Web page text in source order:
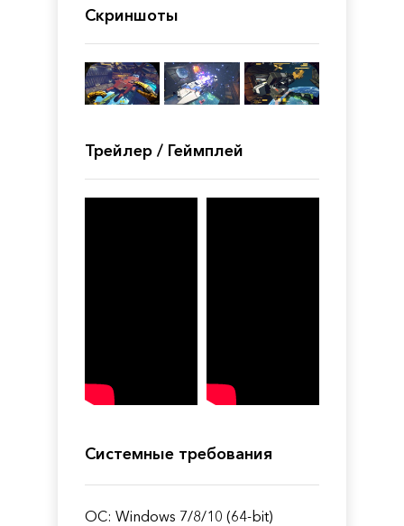
Скриншоты
Трейлер / Геймплей
Системные требования
ОС: Windows 7/8/10 (64-bit)